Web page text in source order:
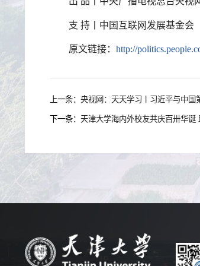
支 持丨中国互联网发展基金会
原文链接： http://
上一条： 央视网：天天学习丨习近平与中国
下一条： 天津大学海内外校友共庆百卅华诞